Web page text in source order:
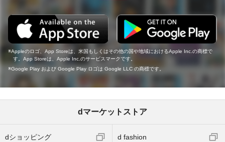
Appleのロゴ、App Storeは、米国もしくはその他の国や地域におけるApple Inc.の商標で
す。App Storeは、Apple Inc.のサービスマークです。
Google Play および Google Play ロゴは Google LLC の商標です。
dマーケットストア
dショッピング d fashion